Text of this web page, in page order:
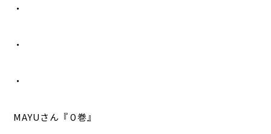
・
・
・
MAYUさん『０巻』